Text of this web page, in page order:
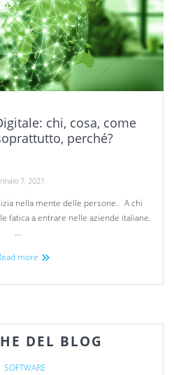
chi, cosa, come
perché?
7, 2021
nella mente delle persone. A chi
fatica a entrare nelle aziende italiane.
…
more
DEL BLOG
SOFTWARE